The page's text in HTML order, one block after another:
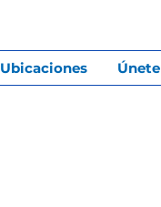
Ubicaciones Únete